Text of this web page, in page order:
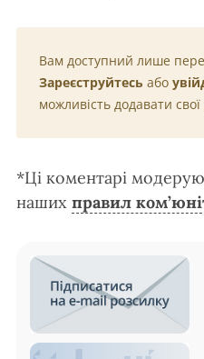
Вам доступний лише
Зареєструйтесь або
можливість додавати
*Ці коментарі
наших правил